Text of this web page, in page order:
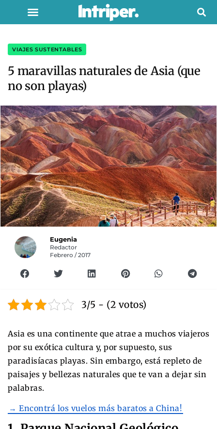
VIAJES SUSTENTABLES
5 maravillas naturales de Asia (que
no son playas)
Eugenia
Redactor
Febrero / 2017
3/5 - (2 votos)
Asia es una continente que atrae a muchos viajeros
por su exótica cultura y, por supuesto, sus
paradisíacas playas. Sin embargo, está repleto de
paisajes y bellezas naturales que te van a dejar sin
palabras.
→ Encontrá los vuelos más baratos a China!